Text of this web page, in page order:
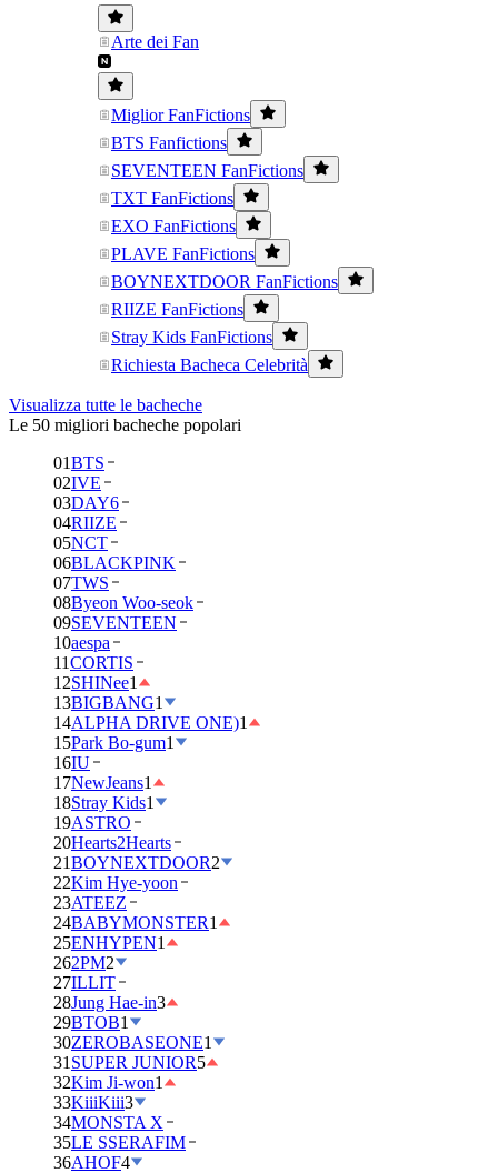
Arte dei Fan
Miglior FanFictions
BTS Fanfictions
SEVENTEEN FanFictions
TXT FanFictions
EXO FanFictions
PLAVE FanFictions
BOYNEXTDOOR FanFictions
RIIZE FanFictions
Stray Kids FanFictions
Richiesta Bacheca Celebrità
Visualizza tutte le bacheche
Le 50 migliori bacheche popolari
01BTS
02IVE
03DAY6
04RIIZE
05NCT
06BLACKPINK
07TWS
08Byeon Woo-seok
09SEVENTEEN
10aespa
11CORTIS
12SHINee1
13BIGBANG1
14ALPHA DRIVE ONE)1
15Park Bo-gum1
16IU
17NewJeans1
18Stray Kids1
19ASTRO
20Hearts2Hearts
21BOYNEXTDOOR2
22Kim Hye-yoon
23ATEEZ
24BABYMONSTER1
25ENHYPEN1
262PM2
27ILLIT
28Jung Hae-in3
29BTOB1
30ZEROBASEONE1
31 SUPER JUNIOR5
32Kim Ji-won1
33KiiiKiii3
34MONSTA X
35LE SSERAFIM
36AHOF4
BTS